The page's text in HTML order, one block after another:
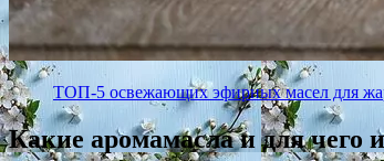
ТОП-5 освежающих эфирных масел для
Какие аромамасла и для чего